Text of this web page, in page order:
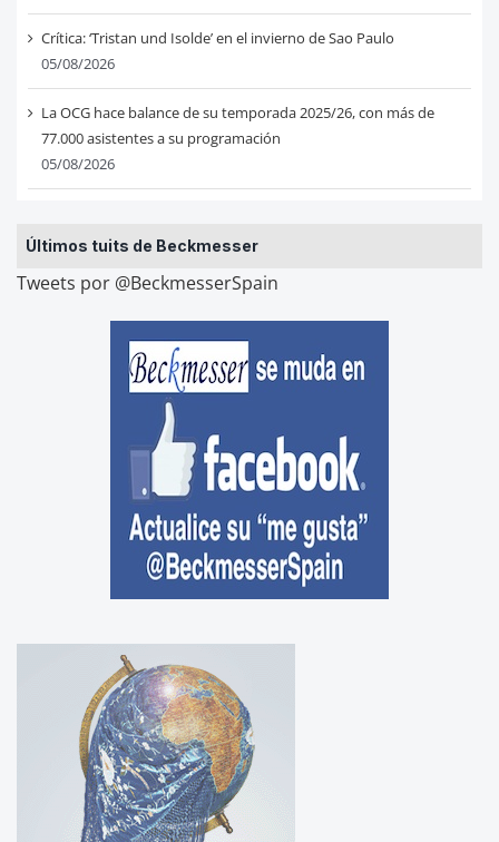
Crítica: ‘Tristan und Isolde’ en el invierno de Sao Paulo
05/08/2026
La OCG hace balance de su temporada 2025/26, con más de
77.000 asistentes a su programación
05/08/2026
Últimos tuits de Beckmesser
Tweets por @BeckmesserSpain